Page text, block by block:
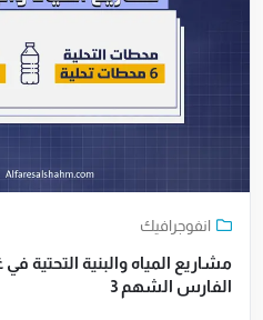
انفوجرافيك
مشاريع المياه والبنية التحتية
الفارس الشهم 3